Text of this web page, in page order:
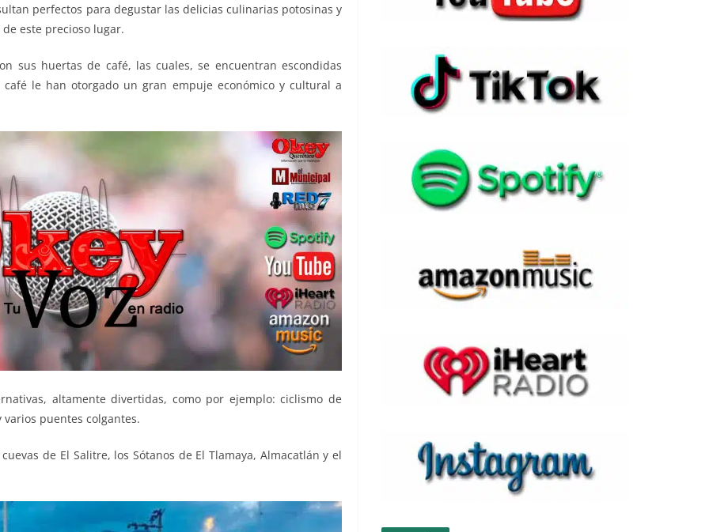
perfectos para degustar las delicias culinarias potosinas y
este precioso lugar.
sus huertas de café, las cuales, se encuentran escondidas
le han otorgado un gran empuje económico y cultural a
altamente divertidas, como por ejemplo: ciclismo de
puentes colgantes.
de El Salitre, los Sótanos de El Tlamaya, Almacatlán y el